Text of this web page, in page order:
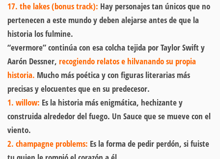
17. the lakes (bonus track): Hay personajes tan únicos que no
pertenecen a este mundo y deben alejarse antes de que la
historia los fulmine.
“evermore” continúa con esa colcha tejida por Taylor Swift y
Aarón Dessner, recogiendo relatos e hilvanando su propia
historia. Mucho más poética y con figuras literarias más
precisas y elocuentes que en su predecesor.
1. willow: Es la historia más enigmática, hechizante y
construida alrededor del fuego. Un Sauce que se mueve con el
viento.
2. champagne problems: Es la forma de pedir perdón, si fuiste